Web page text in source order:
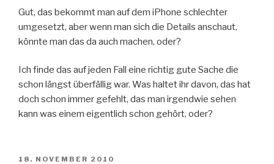
Gut, das bekommt man auf dem iPhone schlechter
umgesetzt, aber wenn man sich die Details anschaut,
könnte man das da auch machen, oder?
Ich finde das auf jeden Fall eine richtig gute Sache die
schon längst überfällig war. Was haltet ihr davon, das hat
doch schon immer gefehlt, das man irgendwie sehen
kann was einem eigentlich schon gehört, oder?
VERÖFFENTLICHT
18. NOVEMBER 2010